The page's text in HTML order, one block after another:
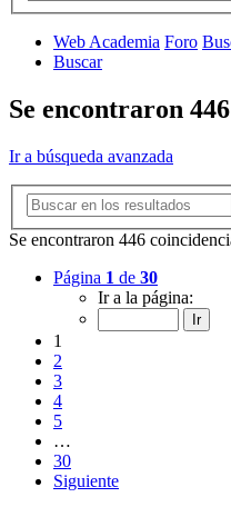
Web Academia Foro
Buscar
Se encontraron
Ir a búsqueda avanzada
Se encontraron 446
Página 1 de 30
Ir a la página:
1
2
3
4
5
…
30
Siguiente